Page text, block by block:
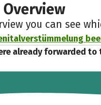
you can see
already forwarded to